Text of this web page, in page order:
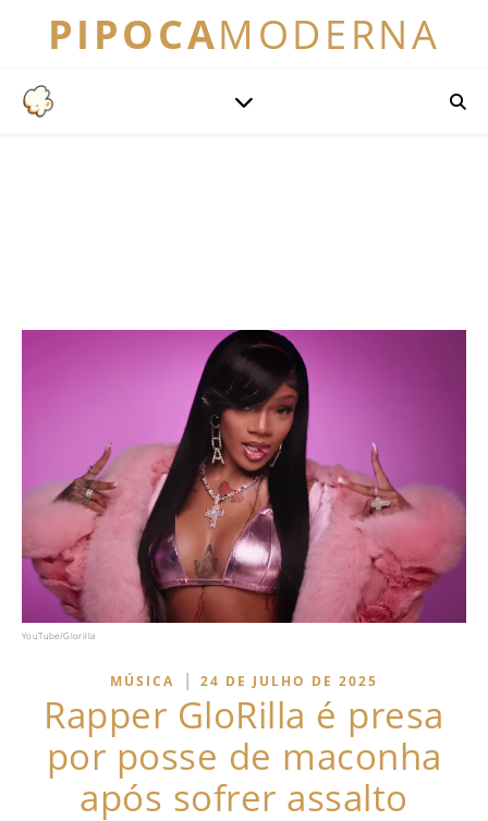
PIPOCAMODERNA
YouTube/Glorilla
MÚSICA | 24 DE JULHO DE 2025
Rapper GloRilla é presa
por posse de maconha
após sofrer assalto